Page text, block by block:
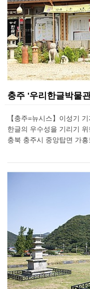
충주 '우리한글박물
【충주=뉴시스】이성기
한글의 우수성을 기리기
충북 충주시 중앙탑면 가